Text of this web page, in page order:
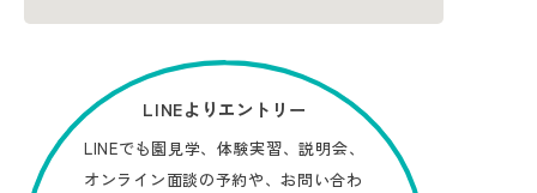
LINEよりエントリー
LINEでも園見学、体験実習、説明会、
オンライン面談の予約や、お問い合わ